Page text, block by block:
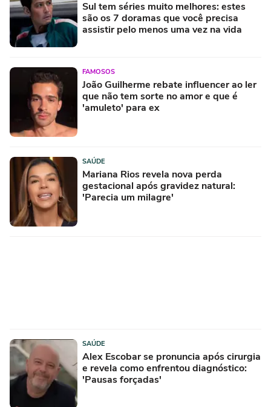
Sul tem séries muito melhores: estes
são os 7 doramas que você precisa
assistir pelo menos uma vez na vida
FAMOSOS
João Guilherme rebate influencer ao ler
que não tem sorte no amor e que é
'amuleto' para ex
SAÚDE
Mariana Rios revela nova perda
gestacional após gravidez natural:
'Parecia um milagre'
SAÚDE
Alex Escobar se pronuncia após cirurgia
e revela como enfrentou diagnóstico:
'Pausas forçadas'